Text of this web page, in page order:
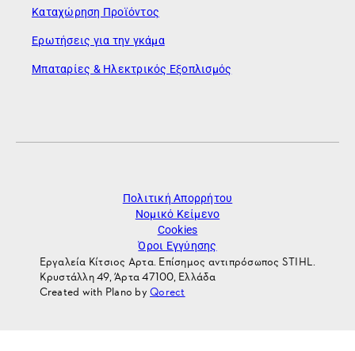
Καταχώρηση Προϊόντος
Ερωτήσεις για την γκάμα
Μπαταρίες & Ηλεκτρικός Εξοπλισμός
Πολιτική Απορρήτου
Νομικό Κείμενο
Cookies
Όροι Εγγύησης
Εργαλεία Κίτσιος Αρτα. Επίσημος αντιπρόσωπος STIHL.
Κρυστάλλη 49, Άρτα 47100, Ελλάδα
Created with Plano byQorect